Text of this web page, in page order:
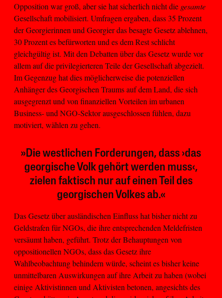
Opposition war groß, aber sie hat sicherlich nicht die gesamte
Gesellschaft mobilisiert. Umfragen ergaben, dass 35 Prozent
der Georgierinnen und Georgier das besagte Gesetz ablehnen,
30 Prozent es befürworten und es dem Rest schlicht
gleichgültig ist. Mit den Debatten über das Gesetz wurde vor
allem auf die privilegierteren Teile der Gesellschaft abgezielt.
Im Gegenzug hat dies möglicherweise die potenziellen
Anhänger des Georgischen Traums auf dem Land, die sich
ausgegrenzt und von finanziellen Vorteilen im urbanen
Business- und NGO-Sektor ausgeschlossen fühlen, dazu
motiviert, wählen zu gehen.
»Die westlichen Forderungen, dass ›das
georgische Volk gehört werden muss‹,
zielen faktisch nur auf einen Teil des
georgischen Volkes ab.«
Das Gesetz über ausländischen Einfluss hat bisher nicht zu
Geldstrafen für NGOs, die ihre entsprechenden Meldefristen
versäumt haben, geführt. Trotz der Behauptungen von
oppositionellen NGOs, dass das Gesetz ihre
Wahlbeobachtung behindern würde, scheint es bisher keine
unmittelbaren Auswirkungen auf ihre Arbeit zu haben (wobei
einige Aktivistinnen und Aktivisten betonen, angesichts des